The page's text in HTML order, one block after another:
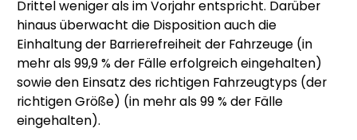
Drittel weniger als im Vorjahr entspricht. Darüber
hinaus überwacht die Disposition auch die
Einhaltung der Barrierefreiheit der Fahrzeuge (in
mehr als 99,9 % der Fälle erfolgreich eingehalten)
sowie den Einsatz des richtigen Fahrzeugtyps (der
richtigen Größe) (in mehr als 99 % der Fälle
eingehalten).